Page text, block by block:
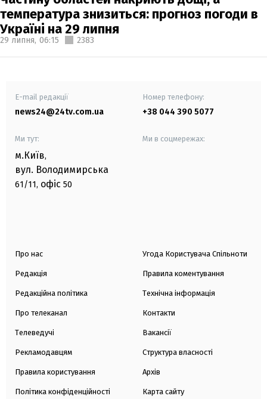
температура знизиться: прогноз погоди в
Україні на 29 липня
29 липня, 06:15 2383
E-mail редакції
news24@24tv.com.ua
Номер телефону:
+38 044 390 5077
Ми тут:
м.Київ,
вул. Володимирська
61/11, офіс 50
Ми в соцмережах:
Про нас
Редакція
Редакційна політика
Про телеканал
Телеведучі
Рекламодавцям
Правила користування
Політика конфіденційності
Угода Користувача Спільноти
Правила коментування
Технічна інформація
Контакти
Вакансії
Структура власності
Архів
Карта сайту